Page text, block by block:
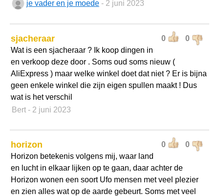
je vader en je moede - 2 juni 2023
0 0
sjacheraar
Wat is een sjacheraar ? Ik koop dingen in
en verkoop deze door . Soms oud soms nieuw (
AliExpress ) maar welke winkel doet dat niet ? Er is bijna
geen enkele winkel die zijn eigen spullen maakt ! Dus
wat is het verschil
Bert - 2 juni 2023
0 0
horizon
Horizon betekenis volgens mij, waar land
en lucht in elkaar lijken op te gaan, daar achter de
Horizon wonen een soort Ufo mensen met veel plezier
en zien alles wat op de aarde gebeurt. Soms met veel